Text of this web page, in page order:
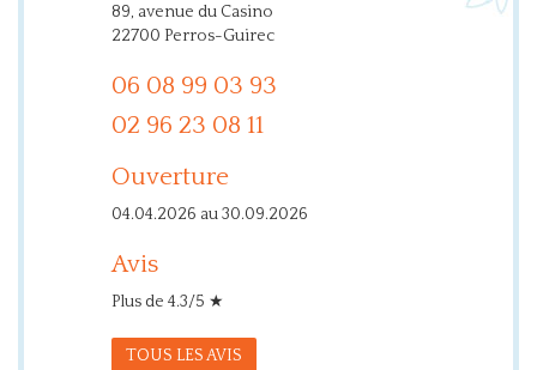
89, avenue du Casino
22700 Perros-Guirec
06 08 99 03 93
02 96 23 08 11
Ouverture
04.04.2026 au 30.09.2026
Avis
Plus de 4.3/5 ★
TOUS LES AVIS